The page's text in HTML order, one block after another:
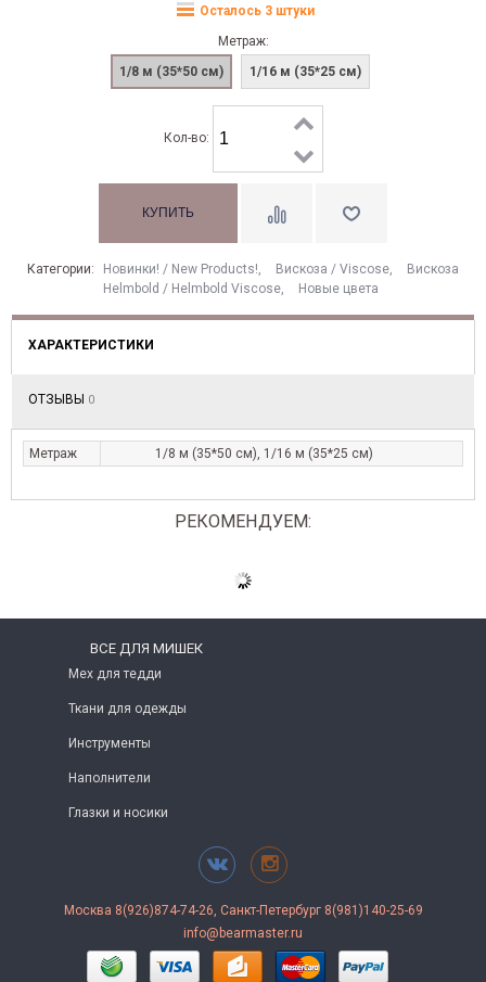
Осталось 3 штуки
Метраж:
1/8 м (35*50 см)
1/16 м (35*25 см)
Кол-во:
Категории: Новинки! / New Products!, Вискоза / Viscose,
Вискоза
Helmbold / Helmbold Viscose, Новые цвета
ХАРАКТЕРИСТИКИ
ОТЗЫВЫ 0
Метраж 1/8 м (35*50 см), 1/16 м (35*25 см)
РЕКОМЕНДУЕМ:
ВСЕ ДЛЯ МИШЕК
Мех для тедди
Ткани для одежды
Инструменты
Наполнители
Глазки и носики
Москва 8(926)874-74-26, Санкт-Петербург 8(981)140-25-69
info@bearmaster.ru